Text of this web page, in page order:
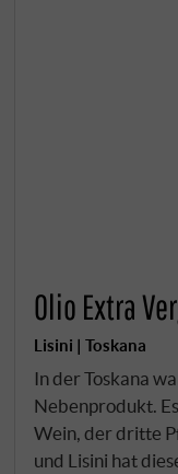
Olio Extra
Lisini | Toskana
In der Toskana
Nebenprodukt.
Wein, der dritte
und Lisini hat